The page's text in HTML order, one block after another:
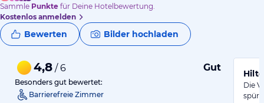
Sammle Punkte für Deine Hotelbewertung.
Kostenlos anmelden
Bewerten Bilder hochladen
4,8 / 6 Gut
Besonders gut bewertet:
Barrierefreie Zimmer
Die